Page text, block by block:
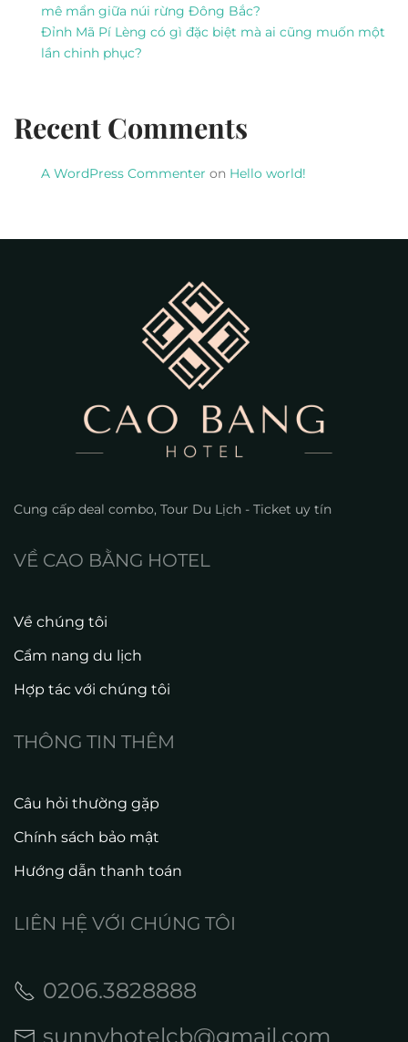
mê mẩn giữa núi rừng Đông Bắc?
Đỉnh Mã Pí Lèng có gì đặc biệt mà ai cũng muốn một
lần chinh phục?
Recent Comments
A WordPress Commenter on Hello world!
Cung cấp deal combo, Tour Du Lịch - Ticket uy tín
VỀ CAO BẰNG HOTEL
Về chúng tôi
Cẩm nang du lịch
Hợp tác với chúng tôi
THÔNG TIN THÊM
Câu hỏi thường gặp
Chính sách bảo mật
Hướng dẫn thanh toán
LIÊN HỆ VỚI CHÚNG TÔI
0206.3828888
sunnyhotelcb@gmail.com